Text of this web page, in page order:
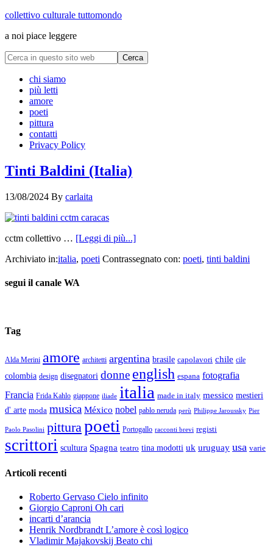
collettivo culturale tuttomondo
a noi piace leggere
chi siamo
più letti
amore
poeti
pittura
contatti
Privacy Policy
Tinti Baldini (Italia)
13/08/2024 By carlaita
cctm collettivo … [Leggi di più...]
Archiviato in:italia, poeti Contrassegnato con: poeti, tinti baldini
segui il canale WA
Tag
Alda Merini amore architetti argentina brasile capolavori chile cile
colombia design disegnatori donne english espana fotografia
Francia Frida Kahlo giappone iliade italia made in italy messico mestieri
d' arte moda musica México nobel pablo neruda perù Philippe Jaroussky Pier
Paolo Pasolini pitturapoeti Portogallo racconti brevi registi
scrittori scultura Spagna teatro tina modotti uk uruguay usa varie
Articoli recenti
Roberto Gervaso Cielo infinito
Giorgio Caproni Oh cari
incarti d’arancia
Henrik Nordbrandt L’amore è così logico
Vladimir Majakovskij Beato chi